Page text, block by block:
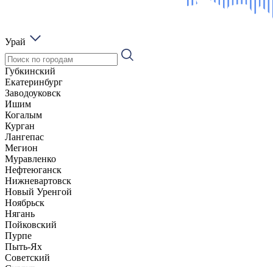
Урай
Губкинский
Екатеринбург
Заводоуковск
Ишим
Когалым
Курган
Лангепас
Мегион
Муравленко
Нефтеюганск
Нижневартовск
Новый Уренгой
Ноябрьск
Нягань
Пойковский
Пурпе
Пыть-Ях
Советский